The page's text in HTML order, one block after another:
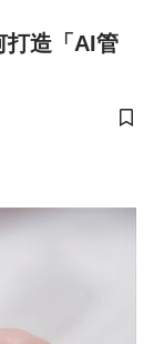
打造「AI管
儲